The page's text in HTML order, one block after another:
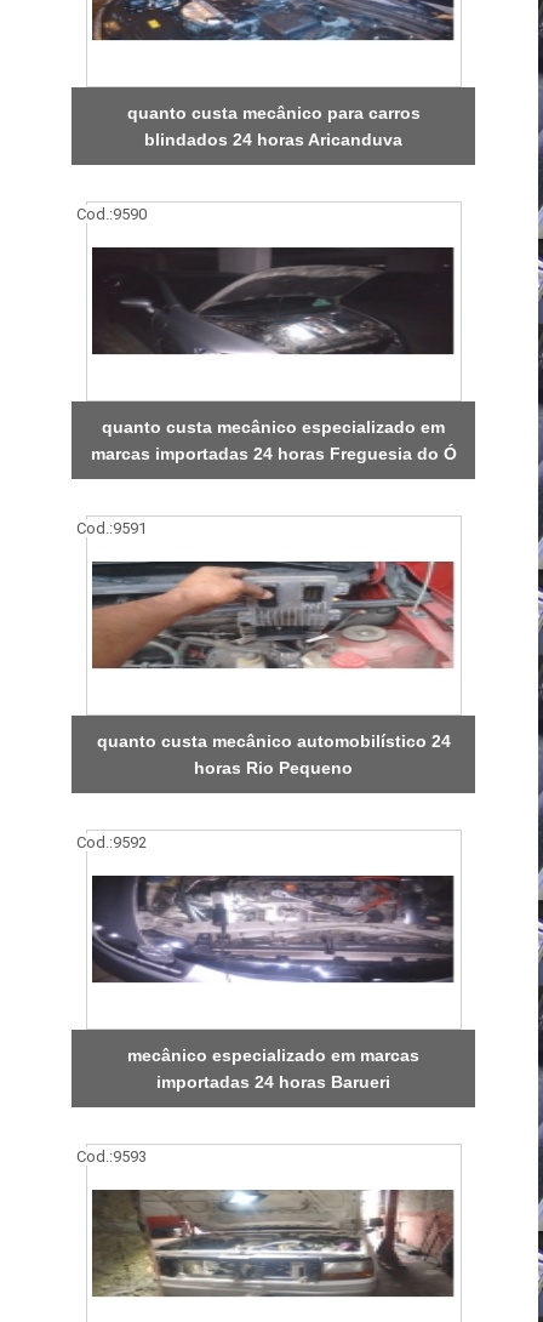
quanto custa mecânico para carros
blindados 24 horas Aricanduva
Cod.:9590
quanto custa mecânico especializado em
marcas importadas 24 horas Freguesia do Ó
Cod.:9591
quanto custa mecânico automobilístico 24
horas Rio Pequeno
Cod.:9592
mecânico especializado em marcas
importadas 24 horas Barueri
Cod.:9593